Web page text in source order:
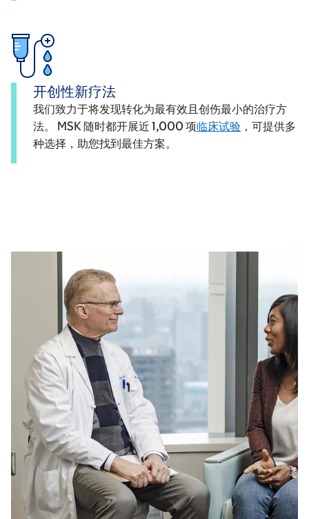
开创性新疗法
我们致力于将发现转化为最有效且创伤最小的治疗方
法。 MSK 随时都开展近 1,000 项临床试验 ，可提供多
种选择，助您找到最佳方案。